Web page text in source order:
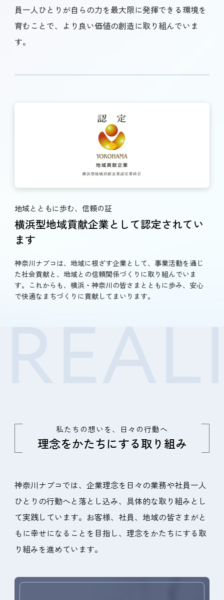
員一人ひとりが自らの力を最大限に発揮できる環境を
育むことで、より良い価値の創造に取り組んでいま
す。
地域とともに歩む、信頼の証
横浜型地域貢献企業として認定されてい
ます
神奈川ナブコは、地域に根ざす企業として、事業活動を通じ
た社会貢献と、地域との信頼関係づくりに取り組んでいま
す。これからも、横浜・神奈川の皆さまとともに歩み、安心
で快適なまちづくりに貢献してまいります。
私たちの想いを、日々の行動へ
理念をかたちにする取り組み
神奈川ナブコでは、企業理念を日々の業務や社員一人
ひとりの行動へと落とし込み、具体的な取り組みとし
て実践しています。お客様、社員、地域の皆さまがと
もに幸せになることを目指し、理念をかたちにする取
り組みを進めています。